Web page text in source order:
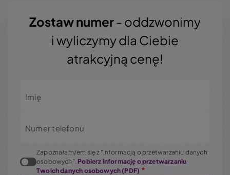
Zostaw numer- oddzwonimy
i wyliczymy dla Ciebie
atrakcyjną cenę!
Imię
Numer telefonu
Zapoznałam/em się z "Informacją o przetwarzaniu danych
osobowych". Pobierz informację o przetwarzaniu
Twoich danych osobowych (PDF)